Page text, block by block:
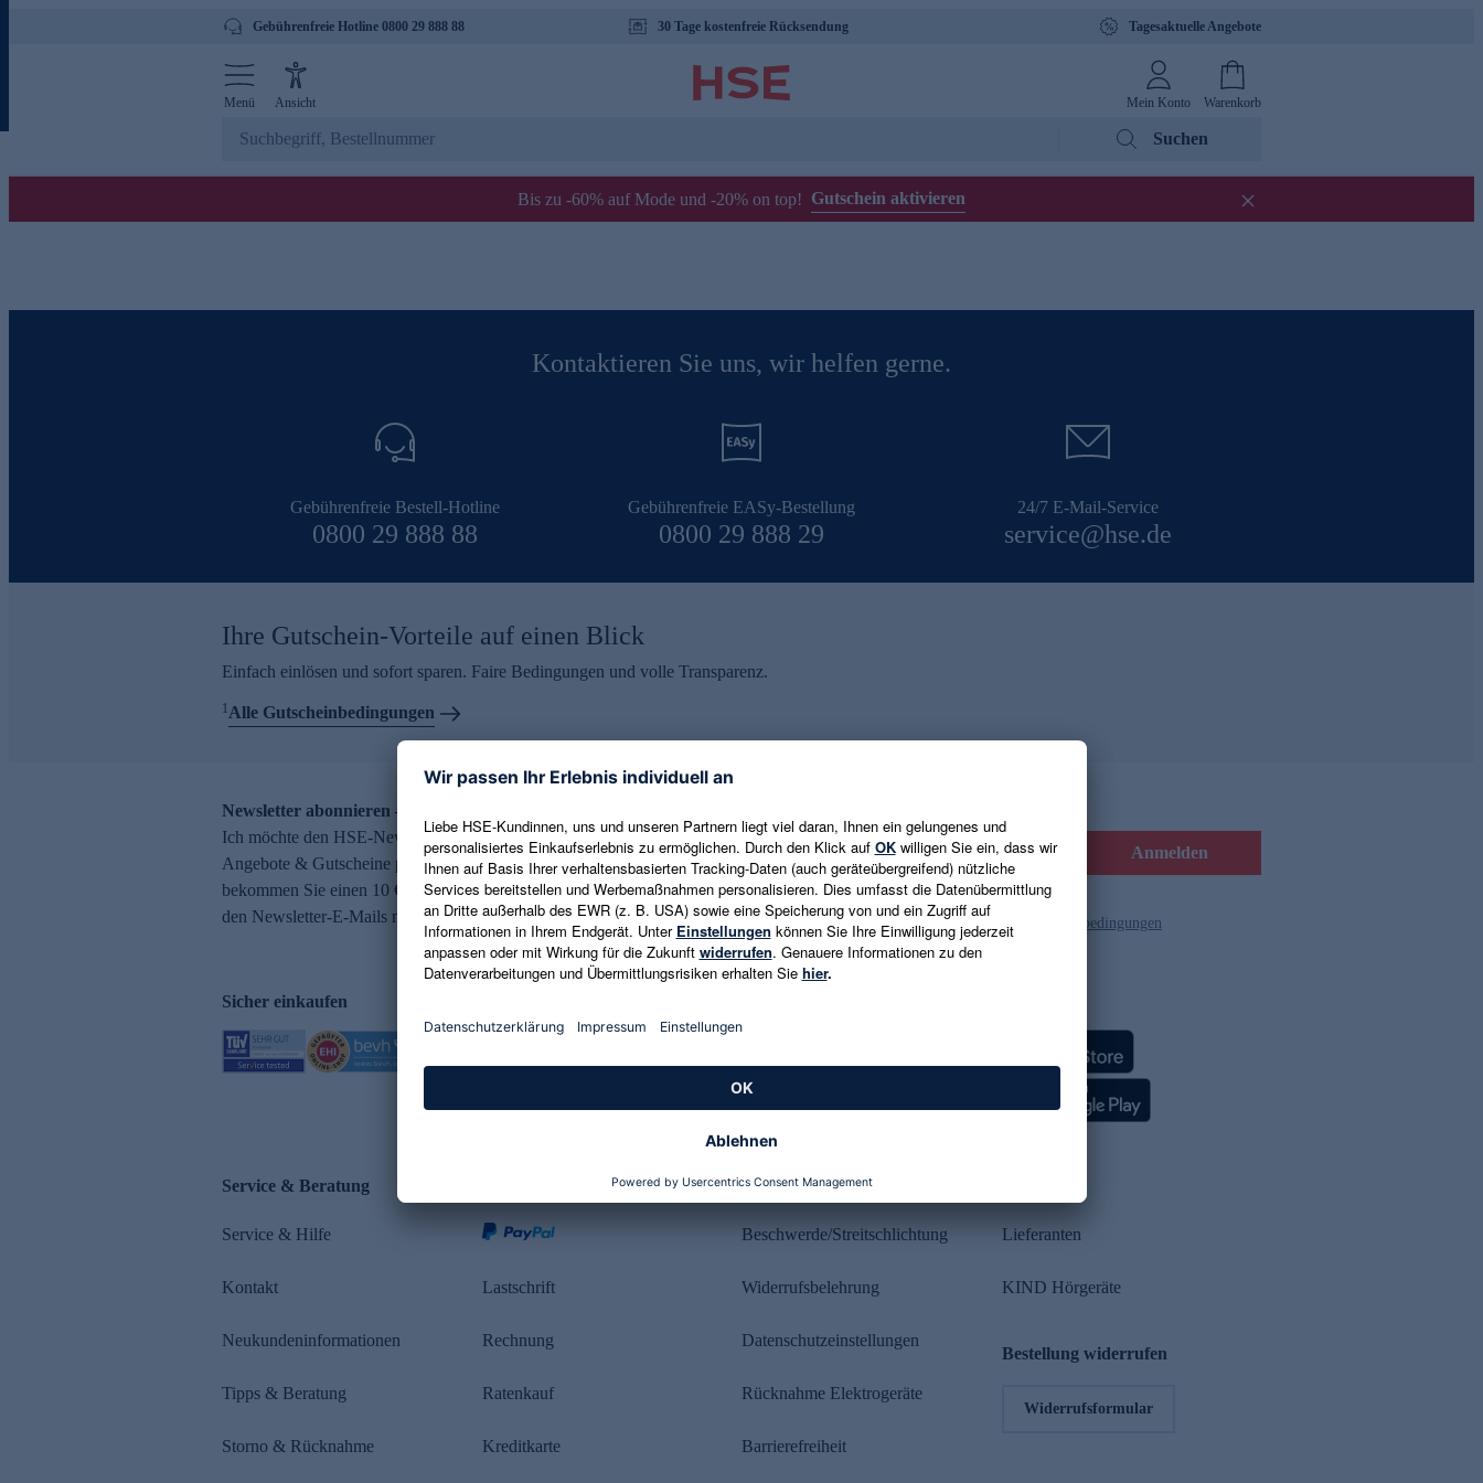
Gebührenfreie Hotline 0800 29 888 88 30 Tage kostenfreie Rücksendung Tagesaktuelle Angebote
Menü Ansicht Mein Konto Warenkorb
Suchen
Bis zu -60% auf Mode und -20% on top! Gutschein aktivieren
Kontaktieren Sie uns, wir helfen gerne.
Gebührenfreie Bestell-Hotline
0800 29 888 88
Gebührenfreie EASy-Bestellung
0800 29 888 29
24/7 E-Mail-Service
service@hse.de
Ihre Gutschein-Vorteile auf einen Blick
Einfach einlösen und sofort sparen. Faire Bedingungen und volle Transparenz.
1Alle Gutscheinbedingungen
Newsletter abonnieren – 10 € Gutschein erhalten
Ich möchte den HSE-Newsletter abonnieren und aktuelle Trends,
Angebote & Gutscheine per E-Mail erhalten. Als Dankeschön
bekommen Sie einen 10 € Gutschein. Eine Abmeldung ist jederzeit in
den Newsletter-E-Mails möglich.
E-Mail-Adresse eingeben Anmelden
Es gelten die Datenschutzrichtlinien und die Gutscheinbedingungen
Sicher einkaufen
Service & Beratung
Service & Hilfe
Kontakt
Neukundeninformationen
Tipps & Beratung
Storno & Rücknahme
Lastschrift
Rechnung
Ratenkauf
Kreditkarte
Rechtliches
Beschwerde/Streitschlichtung
Widerrufsbelehrung
Datenschutzeinstellungen
Rücknahme Elektrogeräte
Barrierefreiheit
Lieferanten
KIND Hörgeräte
Bestellung widerrufen
Widerrufsformular